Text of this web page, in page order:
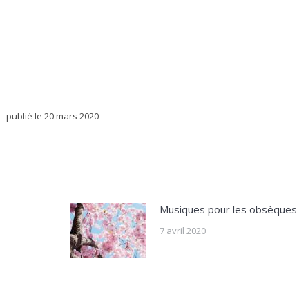
publié le 20 mars 2020
Musiques pour les obsèques
7 avril 2020